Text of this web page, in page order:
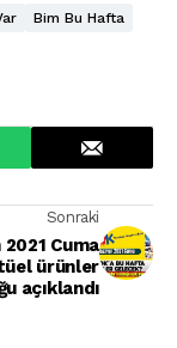
Bim Bu Hafta
Sonraki
2021 Cuma
ürünler
açıklandı